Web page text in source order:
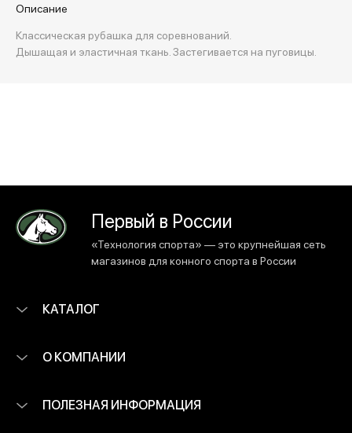
Описание
Классическая рубашка для соревнований.
Дышащая и эластичная ткань. Застегивается на пуговицы.
Первый в России
«Технология спорта» — это крупнейшая сеть
магазинов для конного спорта в России
КАТАЛОГ
О КОМПАНИИ
ПОЛЕЗНАЯ ИНФОРМАЦИЯ